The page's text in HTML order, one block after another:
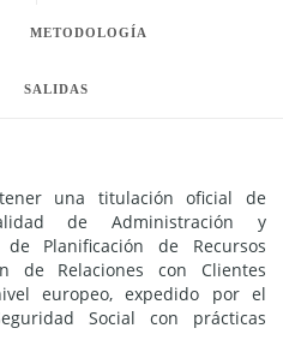
METODOLOGÍA
SALIDAS
una titulación oficial de
de Administración y
Planificación de Recursos
de Relaciones con Clientes
europeo, expedido por el
Social con prácticas